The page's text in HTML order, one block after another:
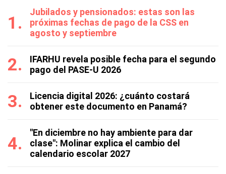
Jubilados y pensionados: estas son las
próximas fechas de pago de la CSS en
agosto y septiembre
IFARHU revela posible fecha para el segundo
pago del PASE-U 2026
Licencia digital 2026: ¿cuánto costará
obtener este documento en Panamá?
"En diciembre no hay ambiente para dar
clase": Molinar explica el cambio del
calendario escolar 2027